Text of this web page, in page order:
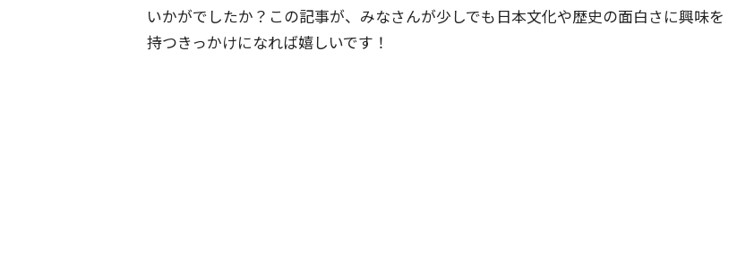
いかがでしたか？この記事が、みなさんが少しでも日本文化や歴史の面白さに興味を
持つきっかけになれば嬉しいです！